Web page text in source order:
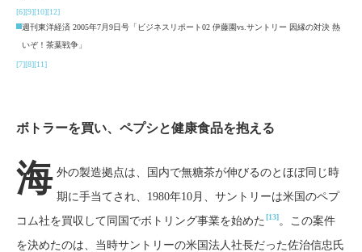
[6][9][10][12]
週刊東洋経済 2005年7月9日号「ビジネスリポート02 伊藤園vs.サントリー 因縁の対決 熱
いぞ！茶葉戦争」
[7][8][11]
ボトラーを買い、ペプシと健康食品を抱える
海 外の製造拠点は、国内で無糖茶が伸びるのとほぼ同じ時
期に手当てされ、1980年10月、サントリーは米国のペプ
コム社を買収して同国でボトリング事業を始めた [13]。この案件
を決めたのは、当時サントリーの米国法人社長だった佐治信忠氏